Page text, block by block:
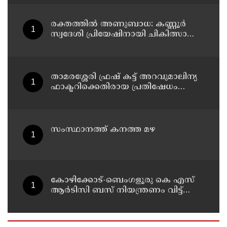
രക്തത്തിൽ അണുബാധ: കണ്ണൂർ
സ്വദേശി പ്രിയേഷിനായി ചികിത്സാ
താമരശ്ശേരി ഫ്രഷ് കട്ട് അറവുമാലിന്യ
ഫാക്ടറിക്കെതിരായ പ്രതിഷേധം
സംസ്ഥാനത്ത് കനത്ത മഴ
കോഴിക്കോട്-ബെംഗളൂരു കെ എസ്
ആര്‍ടിസി ബസ് നിയന്ത്രണം വിട്ട്
കണ്ടക്ടര്‍ക്കും ദാരുണാന്ത്യം